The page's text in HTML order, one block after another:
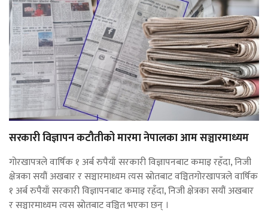
सरकारी विज्ञापन कटौतीको मारमा नेपालका आम सञ्चारमाध्यम
गोरखापत्रले वार्षिक १ अर्ब रुपैयाँ सरकारी विज्ञापनबाट कमाइ रहँदा, निजी
क्षेत्रका सयौं अखबार र सञ्चारमाध्यम त्यस स्रोतबाट वञ्चितगोरखापत्रले वार्षिक
१ अर्ब रुपैयाँ सरकारी विज्ञापनबाट कमाइ रहँदा, निजी क्षेत्रका सयौं अखबार
र सञ्चारमाध्यम त्यस स्रोतबाट वञ्चित भएका छन् ।